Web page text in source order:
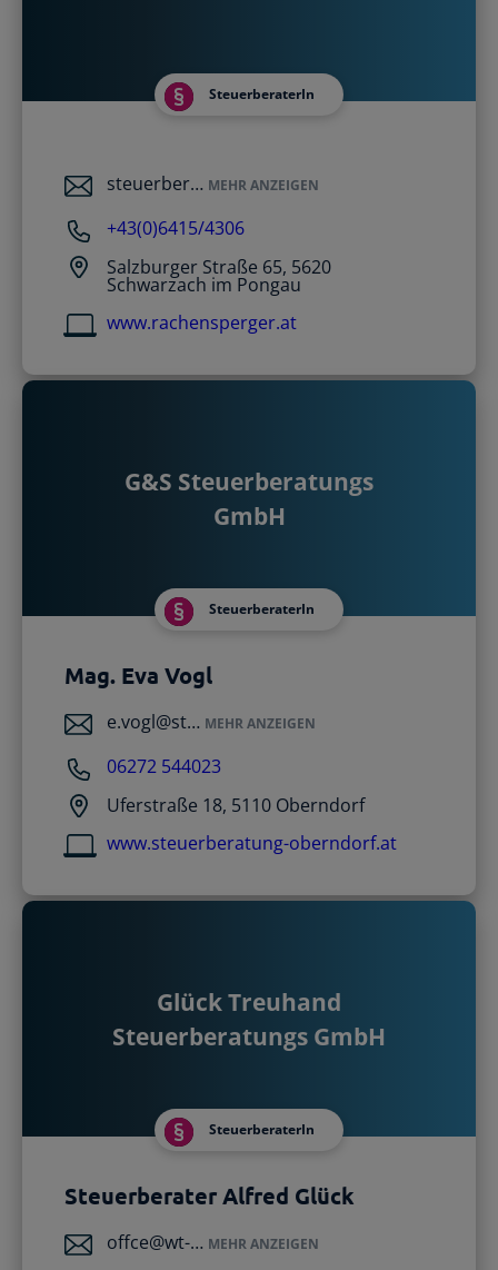
SteuerberaterIn
steuerber… MEHR ANZEIGEN
+43(0)6415/4306
Salzburger Straße 65, 5620
Schwarzach im Pongau
www.rachensperger.at
G&S Steuerberatungs
GmbH
SteuerberaterIn
Mag. Eva Vogl
e.vogl@st… MEHR ANZEIGEN
06272 544023
Uferstraße 18, 5110 Oberndorf
www.steuerberatung-oberndorf.at
Glück Treuhand
Steuerberatungs GmbH
SteuerberaterIn
Steuerberater Alfred Glück
offce@wt-… MEHR ANZEIGEN